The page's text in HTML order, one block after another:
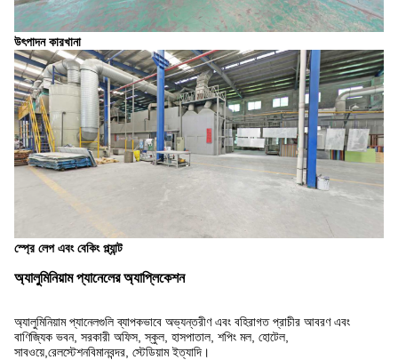
উৎপাদন কারখানা
স্প্রে লেপ এবং বেকিং প্ল্যান্ট
অ্যালুমিনিয়াম প্যানেলের অ্যাপ্লিকেশন
অ্যালুমিনিয়াম প্যানেলগুলি ব্যাপকভাবে অভ্যন্তরীণ এবং বহিরাগত প্রাচীর আবরণ এবং
বাণিজ্যিক ভবন, সরকারী অফিস, স্কুল, হাসপাতাল, শপিং মল, হোটেল,
সাবওয়ে,রেলস্টেশনবিমানবন্দর, স্টেডিয়াম ইত্যাদি।